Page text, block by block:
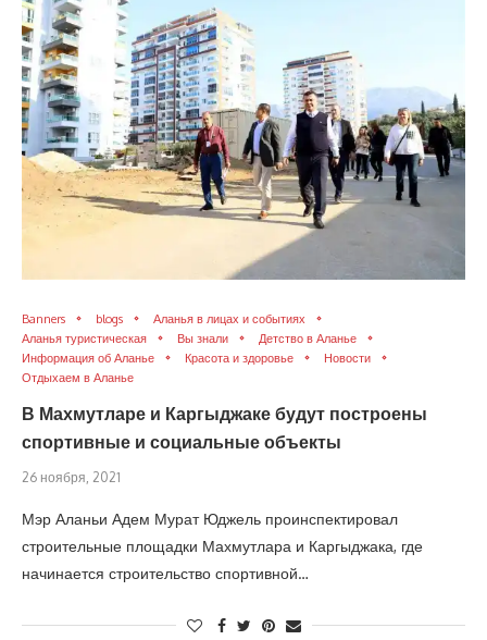
Banners blogs
Аланья в лицах и событиях
Аланья туристическая
Вы знали
Детство в Аланье
Информация об Аланье
Красота и здоровье
Новости
Отдыхаем в Аланье
В Махмутларе и Каргыджаке будут построены
спортивные и социальные объекты
26 ноября, 2021
Мэр Аланьи Адем Мурат Юджель проинспектировал
строительные площадки Махмутлара и Каргыджака, где
начинается строительство спортивной…